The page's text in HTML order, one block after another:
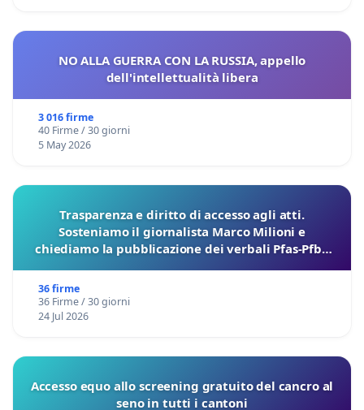
NO ALLA GUERRA CON LA RUSSIA, appello
dell'intellettualità libera
3 016 firme
40 Firme / 30 giorni
5 May 2026
Trasparenza e diritto di accesso agli atti.
Sosteniamo il giornalista Marco Milioni e
chiediamo la pubblicazione dei verbali Pfas-Pfba
36 firme
36 Firme / 30 giorni
24 Jul 2026
Accesso equo allo screening gratuito del cancro al
seno in tutti i cantoni